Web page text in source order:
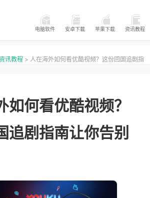
电脑软件 安卓下载 苹果下载 资讯教程
讯教程 > 人在海外如何看优酷视频？这份回国追剧指
如何看优酷视频？
追剧指南让你告别